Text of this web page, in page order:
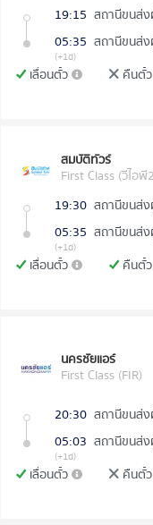
19:15 สถานีขนส่
05:35 สถานีขนส่
(+1d)
เลื่อนตั๋ว คืนตั๋ว
สมบัติทัวร์
First Class (วีไอพี
19:30 สถานีขนส่
05:35 สถานีขนส่
(+1d)
เลื่อนตั๋ว คืนตั๋ว
นครชัยแอร์
First Class (FIR)
20:30 สถานีขนส่
05:03 สถานีขนส่
(+1d)
เลื่อนตั๋ว คืนตั๋ว